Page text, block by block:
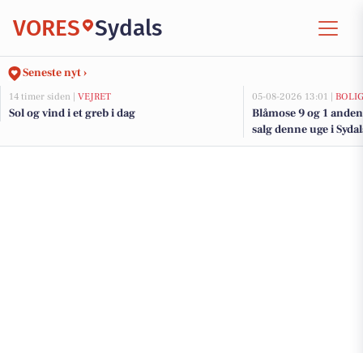
VORES Sydals
Seneste nyt ›
14 timer siden | VEJRET
Sol og vind i et greb i dag
05-08-2026 13:01 |
Blåmose 9 og 1
salg denne uge i